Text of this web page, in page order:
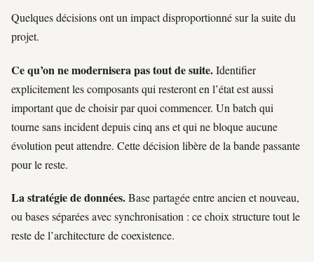
Quelques décisions ont un impact disproportionné sur la suite du
projet.
Ce qu’on ne modernisera pas tout de suite.Identifier
explicitement les composants qui resteront en l’état est aussi
important que de choisir par quoi commencer. Un batch qui
tourne sans incident depuis cinq ans et qui ne bloque aucune
évolution peut attendre. Cette décision libère de la bande passante
pour le reste.
La stratégie de données.Base partagée entre ancien et nouveau,
ou bases séparées avec synchronisation : ce choix structure tout le
reste de l’architecture de coexistence.